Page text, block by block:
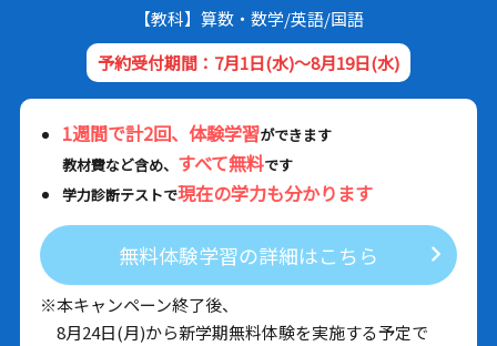
【教科】算数・数学/英語/国語
予約受付期間：7月1日(水)～8月19日(水)
1週間で計2回、体験学習ができます
教材費など含め、 すべて無料です
学力診断テストで現在の学力も分かります
無料体験学習の詳細はこちら
※本キャンペーン終了後、
8月24日(月)から新学期無料体験を実施する予定で